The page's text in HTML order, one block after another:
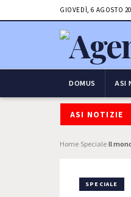
GIOVEDÌ, 6 AGOSTO
DOMUS ASI
ASI NOTIZIE
Coldiretti, ok Camera e’
Home SpecialeIl
SPECIALE